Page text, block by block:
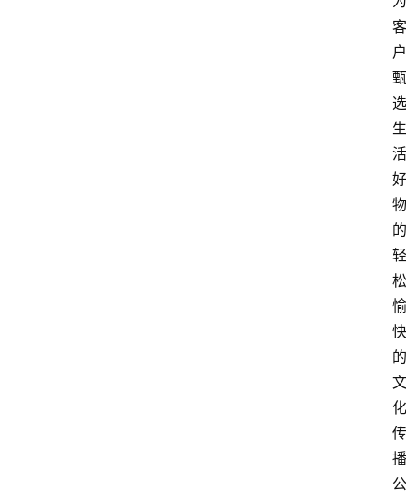
客
户
甄
选
生
活
好
物
的
轻
松
愉
快
的
文
化
传
播
公